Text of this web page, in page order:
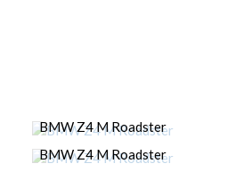
BMW Z4 M Roadster
BMW Z4 M Roadster